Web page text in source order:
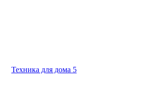
Техника для дома 5